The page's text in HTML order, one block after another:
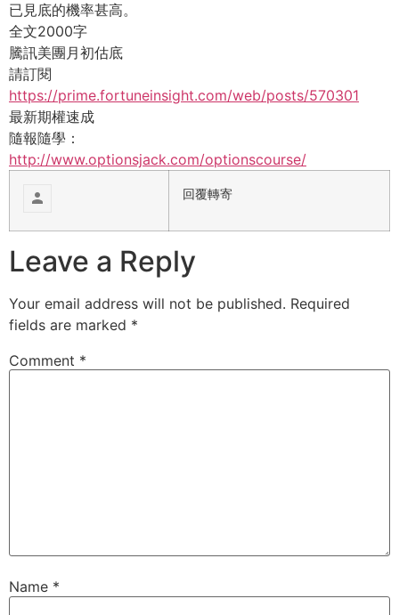
已見底的機率甚高。
全文2000字
騰訊美團月初估底
請訂閱
https://prime.fortuneinsight.com/web/posts/570301
最新期權速成
隨報隨學：
http://www.optionsjack.com/optionscourse/
回覆轉寄
Leave a Reply
Your email address will not be published. Required
fields are marked *
Comment *
Name *